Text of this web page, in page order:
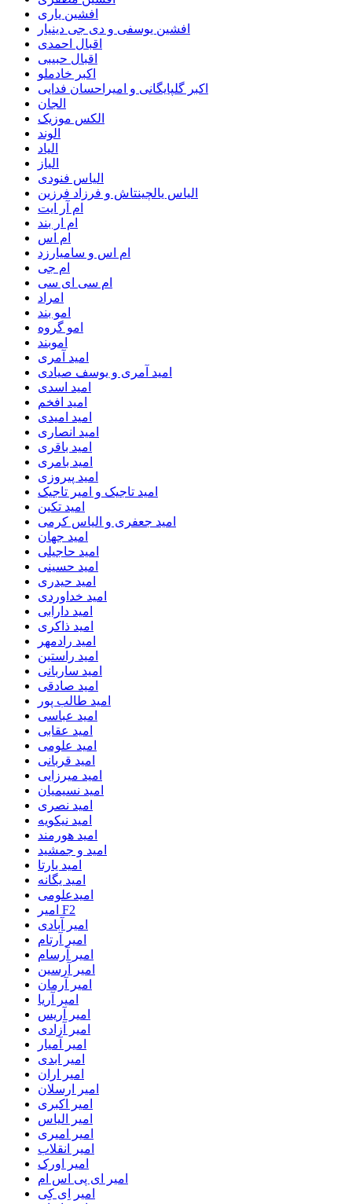
افشین یاری
افشین یوسفی و دی جی دینیار
اقبال احمدی
اقبال حبیبی
اکبر خادملو
اکبر گلپایگانی و امیراحسان فدایی
الجان
الکس موزیک
الوند
الیاد
الیاز
الیاس فنودی
الیاس یالچینتاش و فرزاد فرزین
ام آر ایت
ام‌ ار بند
ام اس
ام اس و سامیارزد
ام جی
ام سی ای سی
امراد
امو بند
امو گروه
اموبند
امید آمری
امید آمری و یوسف صیادی
امید اسدی
امید افخم
امید امیدی
امید انصاری
امید باقری
امید بامری
امید پیروزی
امید تاجیک و امیر تاجیک
امید تکین
امید جعفری و الیاس کرمی
امید جهان
امید حاجیلی
امید حسینی
امید حیدری
امید خداوردی
امید دارابی
امید ذاکری
امید رادمهر
امید راستین
امید ساربانی
امید صادقی
امید طالب پور
امید عباسی
امید عقابی
امید علومی
امید قربانی
امید میرزایی
امید نسیمیان
امید نصری
امید نیکویه
امید هورمند
امید و جمشید
امید یارتا
امید یگانه
امیدعلومی
امیر F2
امیر آبادی
امیر آرتام
امیر آرسام
امیر آرسین
امیر آرمان
امیر آریا
امیر آریس
امیر آزادی
امیر آمیار
امیر ابدی
امیر اران
امیر ارسلان
امیر اکبری
امیر الیاس
امیر امیری
امیر انقلاب
امیر اورک
امیر ای پی اس ام
امیر اِی کِی